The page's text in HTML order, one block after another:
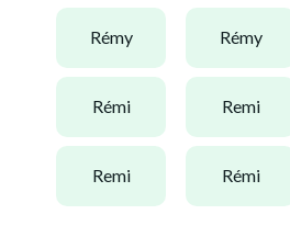
rémy rémy
rémi remi
remi rémi